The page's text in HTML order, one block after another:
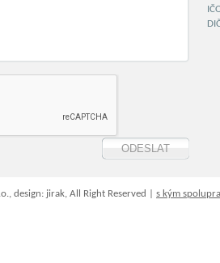
design: jirak, All Right Reserved | s kým